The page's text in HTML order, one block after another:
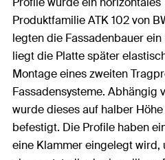
Produktfamilie ATK 102 von
legten die Fassadenbauer
liegt die Platte später
Montage eines zweiten
Fassadensysteme. Abhängig
wurde dieses auf halber
befestigt. Die Profile haben
eine Klammer eingelegt wird,